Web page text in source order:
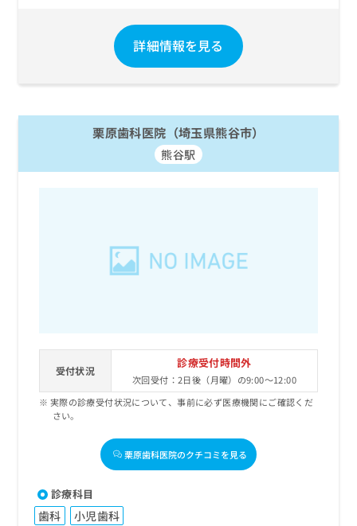
詳細情報を見る
栗原歯科医院（埼玉県熊谷市）
熊谷駅
受付状況
診療受付時間外
次回受付：2日後（月曜）の9:00～12:00
実際の診療受付状況について、事前に必ず医療機関にご確認くだ
さい。
栗原歯科医院のクチコミを見る
診療科目
歯科 小児歯科